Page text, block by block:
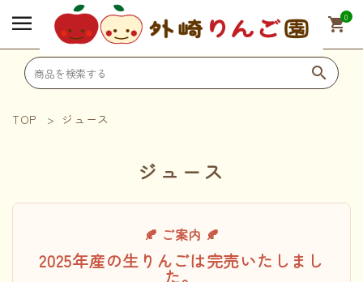
0
shopping_cart
search
TOP ジュース
ジュース
🍂 ご案内 🍂
2025年産の生りんごは完売いたしまし
た。